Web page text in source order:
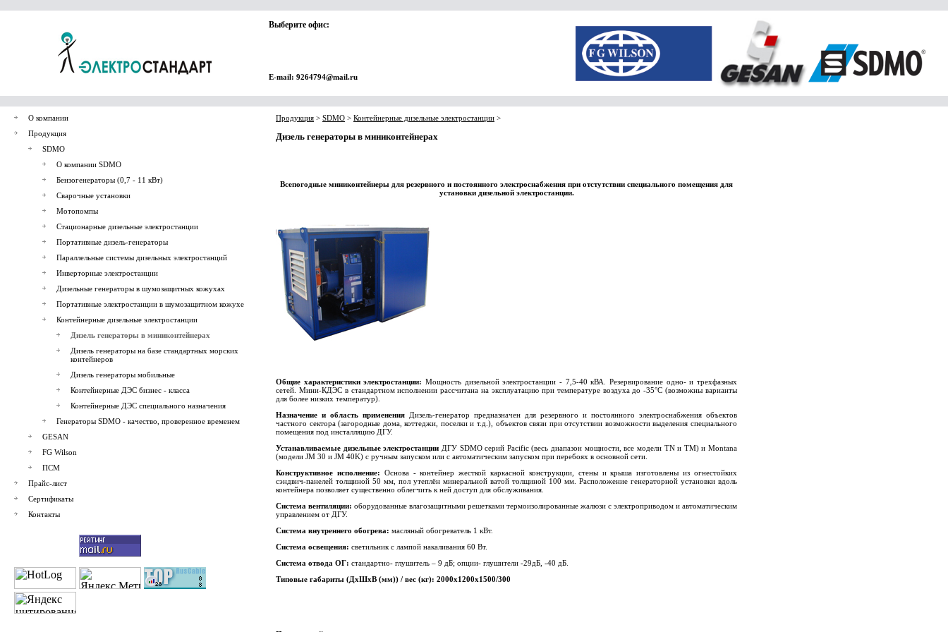
Выберите офис:
E-mail: 9264794@mail.ru
О компании
Продукция
SDMO
О компании SDMO
Бензогенераторы (0,7 - 11 кВт)
Сварочные установки
Мотопомпы
Стационарные дизельные электростанции
Портативные дизель-генераторы
Параллельные системы дизельных электростанций
Инверторные электростанции
Дизельные генераторы в шумозащитных кожухах
Портативные электростанции в шумозащитном кожухе
Контейнерные дизельные электростанции
Дизель генераторы в миниконтейнерах
Дизель генераторы на базе стандартных морских
контейнеров
Дизель генераторы мобильные
Контейнерные ДЭС бизнес - класса
Контейнерные ДЭС специального назначения
Генераторы SDMO - качество, проверенное временем
GESAN
FG Wilson
ПСМ
Прайс-лист
Сертификаты
Контакты
Продукция > SDMO > Контейнерные дизельные электростанции >
Дизель генераторы в миниконтейнерах
Всепогодные миниконтейнеры для резервного и постоянного электроснабжения при отстутствии специального помещения для
установки дизельной электростанции.
Общие характеристики электростанции: Мощность дизельной электростанции - 7,5-40 кВА. Резервирование одно- и трехфазных
сетей. Мини-КДЭС в стандартном исполнении рассчитана на эксплуатацию при температуре воздуха до -35°С (возможны варианты
для более низких температур).
Назначение и область применения Дизель-генератор предназначен для резервного и постоянного электроснабжения объектов
частного сектора (загородные дома, коттеджи, поселки и т.д.), объектов связи при отсутствии возможности выделения специального
помещения под инсталляцию ДГУ.
Устанавливаемые дизельные электростанции ДГУ SDMO серий Pacific(весь диапазон мощности, все модели TN и TM) и Montana
(модели JM 30 и JM 40K) с ручным запуском или с автоматическим запуском при перебоях в основной сети.
Конструктивное исполнение: Основа - контейнер жесткой каркасной конструкции, стены и крыша изготовлены из огнестойких
сэндвич-панелей толщиной 50 мм, пол утеплён минеральной ватой толщиной 100 мм. Расположение генераторной установки вдоль
контейнера позволяет существенно облегчить к ней доступ для обслуживания.
Система вентиляции: оборудованные влагозащитными решетками термоизолированные жалюзи с электроприводом и автоматическим
управлением от ДГУ.
Система внутреннего обогрева: масляный обогреватель 1 кВт.
Система освещения: светильник с лампой накаливания 60 Вт.
Система отвода ОГ: стандартно- глушитель – 9 дБ; опции- глушители -29дБ, -40 дБ.
Типовые габариты (ДхШхВ (мм)) / вес (кг): 2000x1200x1500/300